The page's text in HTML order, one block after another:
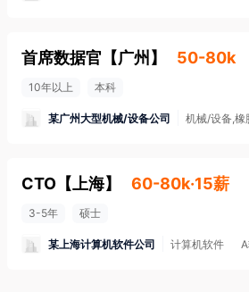
首席数据官 【广州 】 50-80k
10年以上 本科
某广州大型机械/设备公司 机械/设备,橡
CTO 【 上海】 60-80k·15薪
3-5年 硕士
某上海计算机软件公司 计算机软件